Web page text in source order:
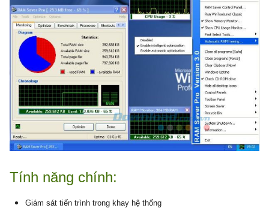
Tính năng chính:
Giám sát tiến trình trong khay hệ thống